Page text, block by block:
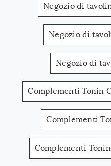
Negozio di
Negozio di
Negozio di
Complementi Tonin
Complementi
Complementi Tonin